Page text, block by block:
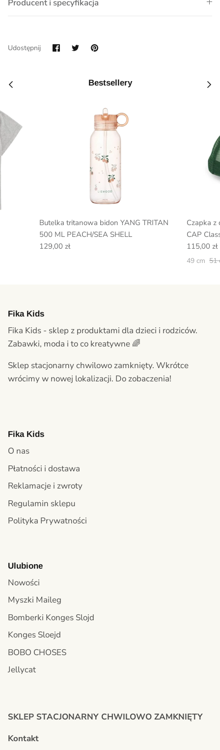
Producent i specyfikacja
Udostępnij Udostępnij
na
Przypnij
Bestsellery
Butelka tritanowa bidon YANG TRITAN
500 ML PEACH/SEA SHELL
129,00 zł
Czapka z
CAP
115,00 zł
49 cm 51
Fika Kids
Fika Kids - sklep z produktami dla dzieci i rodziców.
Zabawki, moda i to co kreatywne 🌈
Sklep stacjonarny chwilowo zamknięty. Wkrótce
wrócimy w nowej lokalizacji. Do zobaczenia!
Fika Kids
O nas
Płatności i dostawa
Reklamacje i zwroty
Regulamin sklepu
Polityka Prywatności
Ulubione
Nowości
Myszki Maileg
Bomberki Konges Slojd
Konges Sloejd
BOBO CHOSES
Jellycat
SKLEP STACJONARNY CHWILOWO ZAMKNIĘTY
Kontakt